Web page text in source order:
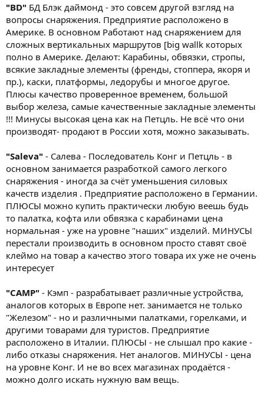
"BD" БД Блэк даймонд - это совсем другой взгляд на
вопросы снаряжения. Предприятие расположено в
Америке. В основном Работают над снаряжением для
сложных вертикальных маршрутов [big wallk которых
полно в Америке. Делают: Карабины, обвязки, стропы,
всякие закладные элементы (френды, стоппера, якоря и
пр.), каски, платформы, ледорубы и многое другое.
Плюсы качество проверенное временем, большой
выбор железа, самые качественные закладные элементы
!!! Минусы высокая цена как на Петцль. Не всё что они
производят- продают в России хотя, можно заказывать.
"Saleva" - Салева - Последователь Конг и Петцль - в
основном занимается разработкой самого легкого
снаряжения - иногда за счёт уменьшения силовых
качеств изделия . Предприятие расположено в Германии.
ПЛЮСЫ можно купить практически любую веешь будь
то палатка, кофта или обвязка с карабинами цена
нормальная - уже на уровне "наших" изделий. МИНУСЫ
перестали производить в основном просто ставят своё
клеймо на товар а качество этого товара их уже не очень
интересует
"CAMP" - Кэмп - разрабатывает различные устройства,
аналогов которых в Европе нет. занимается не только
"Железом" - но и различными палатками, горелками, и
другими товарами для туристов. Предприятие
расположено в Италии. ПЛЮСЫ - не слышал про какие -
либо отказы снаряжения. Нет аналогов. МИНУСЫ - цена
на уровне Конг. И не во всех магазинах продаётся -
можно долго искать нужную вам вещь.